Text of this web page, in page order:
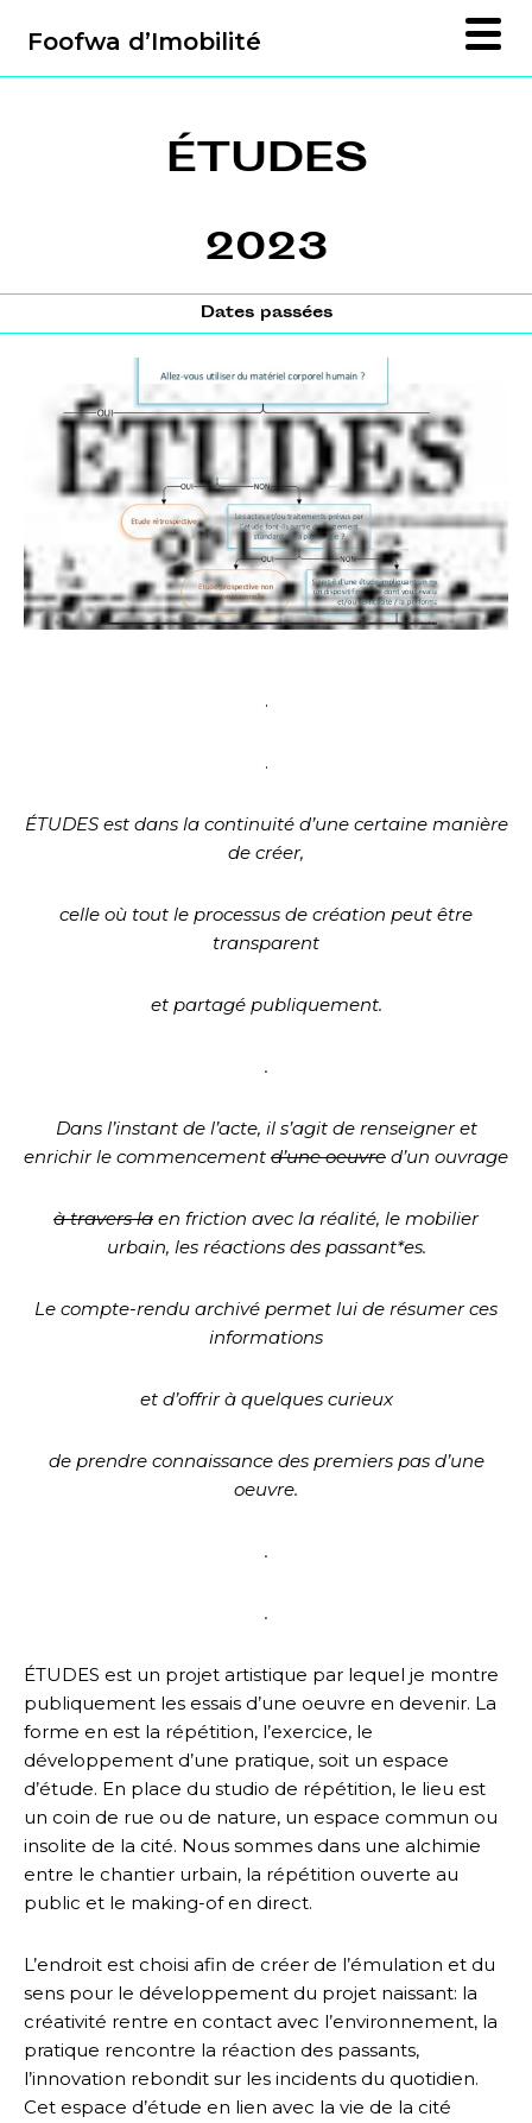
Foofwa d’Imobilité
ÉTUDES
2023
Dates passées
.
.
ÉTUDES est dans la continuité d’une certaine manière
de créer,
celle où tout le processus de création peut être
transparent
et partagé publiquement.
.
Dans l’instant de l’acte, il s’agit de renseigner et
enrichir le commencement d’une oeuvre d’un ouvrage
à travers la en friction avec la réalité, le mobilier
urbain, les réactions des passant*es.
Le compte-rendu archivé permet lui de résumer ces
informations
et d’offrir à quelques curieux
de prendre connaissance des premiers pas d’une
oeuvre.
.
.
ÉTUDES est un projet artistique par lequel je montre
publiquement les essais d’une oeuvre en devenir. La
forme en est la répétition, l’exercice, le
développement d’une pratique, soit un espace
d’étude. En place du studio de répétition, le lieu est
un coin de rue ou de nature, un espace commun ou
insolite de la cité. Nous sommes dans une alchimie
entre le chantier urbain, la répétition ouverte au
public et le making-of en direct.
L’endroit est choisi afin de créer de l’émulation et du
sens pour le développement du projet naissant: la
créativité rentre en contact avec l’environnement, la
pratique rencontre la réaction des passants,
l’innovation rebondit sur les incidents du quotidien.
Cet espace d’étude en lien avec la vie de la cité